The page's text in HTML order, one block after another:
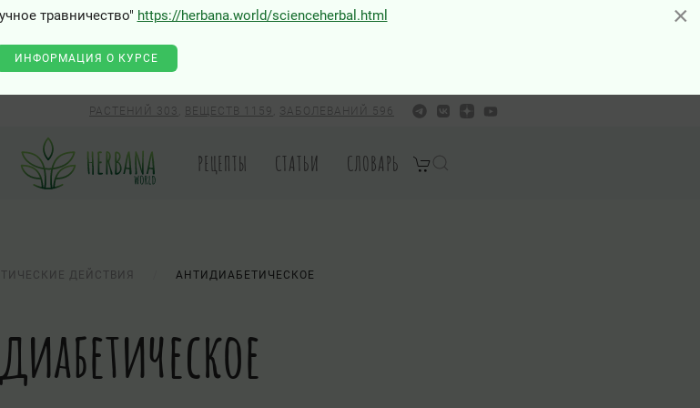
×
травничество" https://herbana.world/scienceherbal.html
ИНФОРМАЦИЯ О КУРСЕ
РАСТЕНИЙ 303 ВЕЩЕСТВ 1159 ЗАБОЛЕВАНИЙ 596
РЕЦЕПТЫ СТАТЬИ СЛОВАРЬ
ДЕЙСТВИЯ АНТИДИАБЕТИЧЕСКОЕ
×
not found